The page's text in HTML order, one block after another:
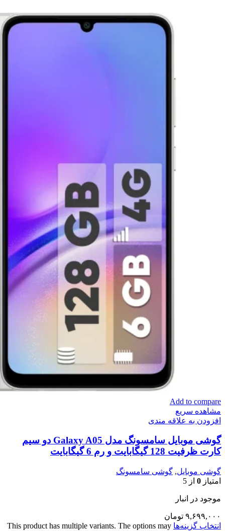
Add to compare
مشاهده سریع
افزودن به علاقه مندی
گوشی موبایل سامسونگ مدل Galaxy A05 دو سیم
کارت ظرفیت 128 گیگابایت و رم 6 گیگابایت
گوشی موبایل, گوشی سامسونگ
امتیاز 0 از 5
موجود در انبار
۹,۶۹۹,۰۰۰ تومان
انتخاب گزینه‌ها This product has multiple variants. The options may